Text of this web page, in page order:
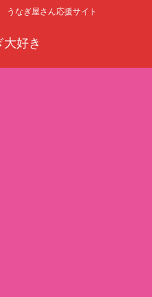
なぎ屋さん応援サイト